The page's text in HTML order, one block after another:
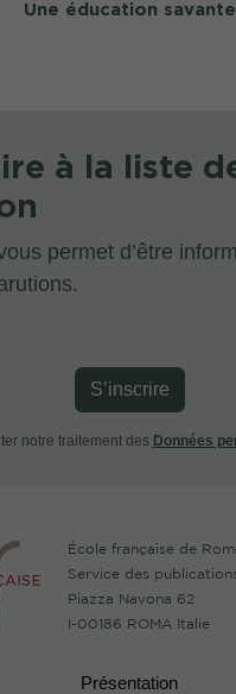
Une éducation savante
à la liste
permet d’être
S’inscrire
notre traitement des Données
École française de
Service des
Piazza Navona 62
I-00186 ROMA Italie
Présentation